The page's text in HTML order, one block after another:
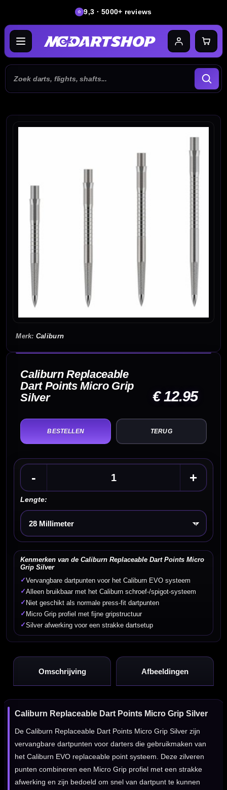
9,3 · 5000+ reviews
Caliburn
Caliburn Replaceable
Dart Points Micro Grip
Silver
€ 12.95
TERUG
- +
Lengte:
Kies een optie
Kenmerken van de Caliburn Replaceable Dart Points Micro
Grip Silver
✓Vervangbare dartpunten voor het Caliburn EVO systeem
✓Alleen bruikbaar met het Caliburn schroef-/spigot-systeem
✓ Niet geschikt als normale press-fit dartpunten
✓ Micro Grip profiel met fijne gripstructuur
✓Silver afwerking voor een strakke dartsetup
Omschrijving Afbeeldingen
Caliburn Replaceable Dart Points Micro Grip Silver
De Caliburn Replaceable Dart Points Micro Grip Silver zijn
vervangbare dartpunten voor darters die gebruikmaken van
het Caliburn EVO replaceable point systeem. Deze zilveren
punten combineren een Micro Grip profiel met een strakke
afwerking en zijn bedoeld om snel van dartpunt te kunnen